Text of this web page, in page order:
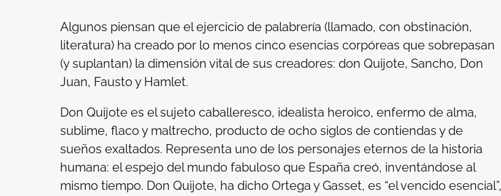
Algunos piensan que el ejercicio de palabrería (llamado, con obstinación,
literatura) ha creado por lo menos cinco esencias corpóreas que sobrepasan
(y suplantan) la dimensión vital de sus creadores: don Quijote, Sancho, Don
Juan, Fausto y Hamlet.
Don Quijote es el sujeto caballeresco, idealista heroico, enfermo de alma,
sublime, flaco y maltrecho, producto de ocho siglos de contiendas y de
sueños exaltados. Representa uno de los personajes eternos de la historia
humana: el espejo del mundo fabuloso que España creó, inventándose al
mismo tiempo. Don Quijote, ha dicho Ortega y Gasset, es “el vencido esencial”,